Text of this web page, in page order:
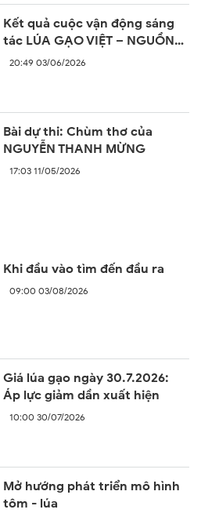
Kết quả cuộc vận động sáng
tác LÚA GẠO VIỆT – NGUỒN
CỘI VÀ TƯƠNG LAI
20:49 03/06/2026
Bài dự thi: Chùm thơ của
NGUYỄN THANH MỪNG
17:03 11/05/2026
Khi đầu vào tìm đến đầu ra
09:00 03/08/2026
Giá lúa gạo ngày 30.7.2026:
Áp lực giảm dần xuất hiện
10:00 30/07/2026
Mở hướng phát triển mô hình
tôm - lúa